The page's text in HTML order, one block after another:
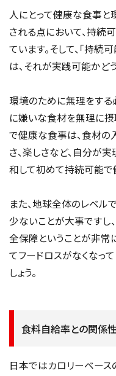
人にとって健康な食事
される点において、持続
ています。そして、「持
は、それが実践可能かど
環境のために無理をする
に嫌いな食材を無理に
で健康な食事は、食材の
さ、楽しさなど、自分が
和して初めて持続可能で
また、地球全体のレベル
少ないことが大事ですし
全保障ということが非常
てフードロスがなくなっ
しょう。
食料自給率との関係性
日本ではカロリーベー